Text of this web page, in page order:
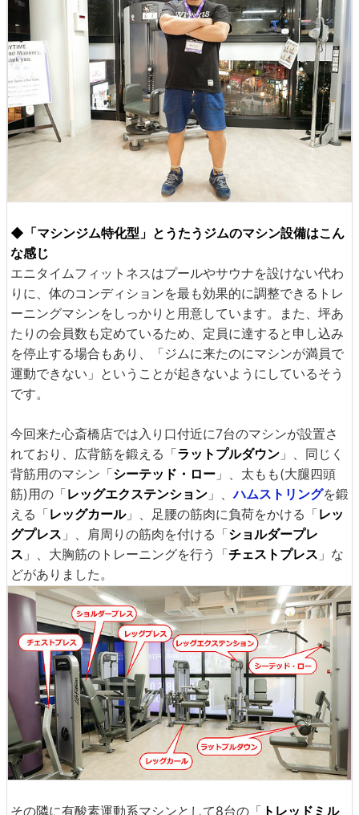
◆「マシンジム特化型」とうたうジムのマシン設備はこん
な感じ
エニタイムフィットネスはプールやサウナを設けない代わ
りに、体のコンディションを最も効果的に調整できるトレ
ーニングマシンをしっかりと用意しています。また、坪あ
たりの会員数も定めているため、定員に達すると申し込み
を停止する場合もあり、「ジムに来たのにマシンが満員で
運動できない」ということが起きないようにしているそう
です。
今回来た心斎橋店では入り口付近に7台のマシンが設置さ
れており、広背筋を鍛える「ラットプルダウン 」、同じく
背筋用のマシン「シーテッド・ロー 」、太もも(大腿四頭
筋)用の「レッグエクステンション 」、ハムストリングを鍛
える「レッグカール」、足腰の筋肉に負荷をかける「レッ
グプレス 」、肩周りの筋肉を付ける「ショルダープレ
ス 」、大胸筋のトレーニングを行う「チェストプレス 」な
どがありました。
その隣に有酸素運動系マシンとして8台の「 トレッドミル